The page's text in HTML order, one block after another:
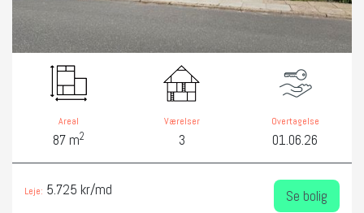
Areal
87 m2
Værelser
3
Overtagelse
01.06.26
Leje: 5.725 kr/md Se bolig